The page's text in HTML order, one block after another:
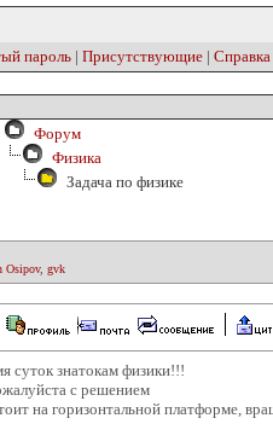
пароль | Присутствующие | Справка
Форум
Физика
Задача по физике
Osipov, gvk
суток знатокам физики!!!
с решением
на горизонтальной платформе,